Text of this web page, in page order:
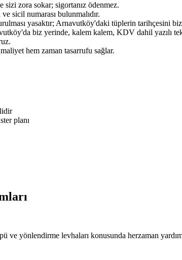
zora sokar; sigortanız ödenmez.
sicil numarası bulunmalıdır.
yasaktır; Arnavutköy'daki tüplerin tarihçesini
biz yerinde, kalem kalem, KDV dahil yazılı
hem zaman tasarrufu sağlar.
planı
yönlendirme levhaları konusunda herzaman